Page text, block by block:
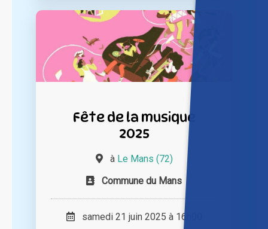
Fête de la musique
2025
à Le Mans (72)
Commune du Mans
samedi 21 juin 2025 à 16h00